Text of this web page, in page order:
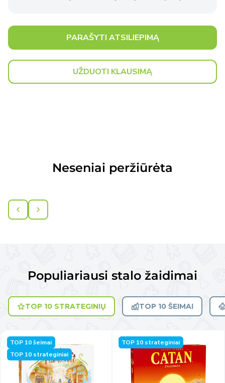
PARAŠYTI ATSILIEPIMĄ
UŽDUOTI KLAUSIMĄ
Neseniai peržiūrėta
Populiariausi stalo žaidimai
TOP 10 STRATEGINIŲ TOP 10 ŠEIMAI
TOP 10 šeimai
TOP 10 strateginiai
TOP 10 strateginiai